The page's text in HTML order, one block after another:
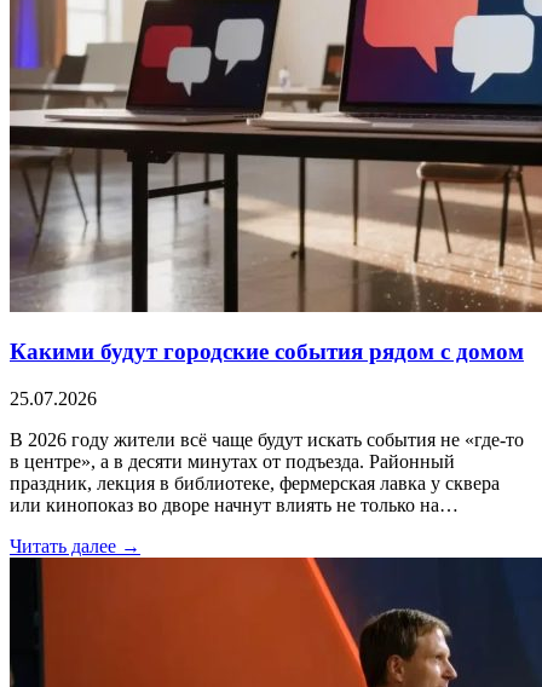
Какими будут городские события рядом с домом
25.07.2026
В 2026 году жители всё чаще будут искать события не «где-то
в центре», а в десяти минутах от подъезда. Районный
праздник, лекция в библиотеке, фермерская лавка у сквера
или кинопоказ во дворе начнут влиять не только на…
Читать далее →